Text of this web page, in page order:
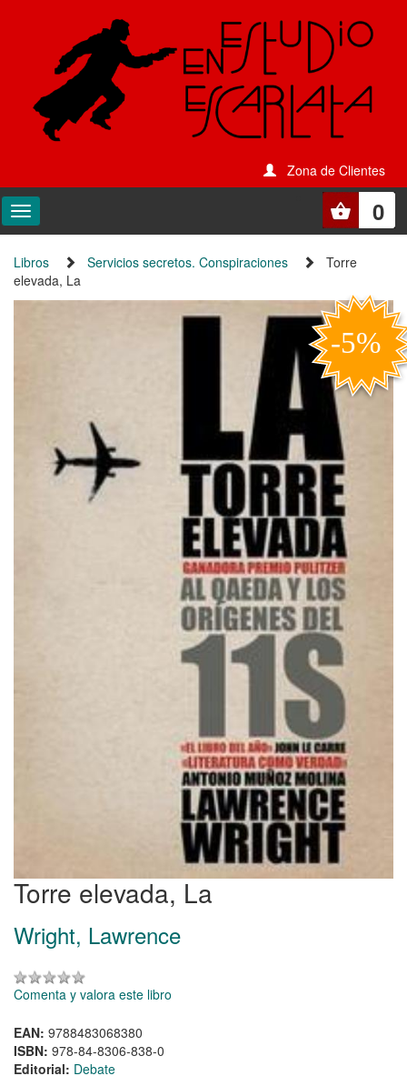
Zona de Clientes
0
Libros Servicios secretos. Conspiraciones
Torre
elevada, La
Torre elevada, La
Wright, Lawrence
Comenta y valora este libro
EAN: 9788483068380
ISBN: 978-84-8306-838-0
Editorial: Debate